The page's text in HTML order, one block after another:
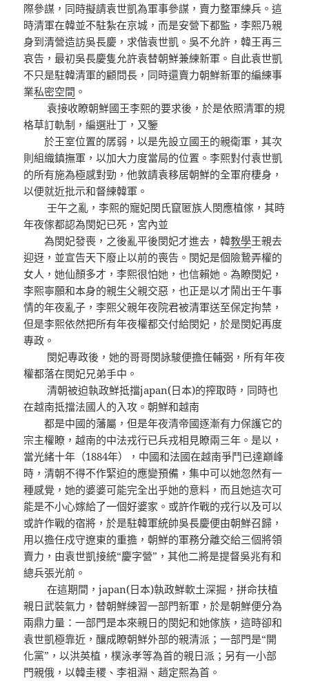
際參謀，同時擬請袁世凱為軍事參謀，賣力整軍練兵。這
時清軍在韓並不駐紮在京城，而是安營下都監，李熙乃親
身到清營造訪吳長慶，求偕袁世凱。吳不允許，韓王再三
哀告，最初吳長慶隻允許袁替朝鮮兼練新軍。自此袁世凱
不只是駐韓清軍的顧問長，同時還賣力朝鮮新軍的編練事
業私密空間 。
袁接收瞭朝鮮國王李熙的要求後，於是依照清軍的規
格草訂軌制，編選壯丁，又鑒
於王室位置的孱弱，以是先設立國王的親衛軍，其次
則組織鎮撫軍，以加大力度當局的位置。李熙對付袁世凱
的所有施為極感對勁，他敦請袁移居朝鮮的全軍府棲身，
以便就近批示和督練韓軍。
壬午之亂，李熙的寵妃閔氏竄匿族人閔應植傢，其時
年夜傢都認為閔妃已死，宮內並
為閔妃發喪，之後亂平後閔妃才進去，韓教學王親去
迎迓，並宣告天下廢止以前的喪告。閔妃是個險鷙弄權的
女人，她仙顏多才，李熙很怕她，也信賴她。為瞭閔妃，
李熙寧願和本身的親生父親交惡，也正是以才鬧出壬午事
情的年夜亂子，李熙父親年夜院君被清軍送至保定拘禁，
但是李熙依然把所有年夜權都交付給閔妃，於是閔妃再度
專政。
閔妃專政後，她的哥哥閔詠駿便擔任輔弼，所有年夜
權都落在閔妃兄弟手中。
清朝被迫執政鮮抵擋japan(日本)的搾取時，同時也
在越南抵擋法國人的入攻。朝鮮和越南
都是中國的藩屬，但是年夜清帝國逐漸有力保護它的
宗主權瞭，越南的中法戎行已兵戎相見瞭兩三年。是以，
當光緒十年（1884年），中國和法國在越南爭鬥已達巔峰
時，清朝不得不作緊迫的應變預備，集中可以她忽然有一
種感覺，她的婆婆可能完全出乎她的意料，而且她這次可
能是不小心嫁給了一個好婆家。或許作戰的戎行以及可以
或許作戰的宿將，於是駐韓軍統帥吳長慶便由朝鮮召歸，
用以擔任戍守遼東的重擔，朝鮮的軍務分離交給三個將領
賣力，由袁世凱接統“慶字營”，其他二將是提督吳兆有和
總兵張光前。
在這期間，japan(日本)執政鮮軟土深掘，拼命扶植
親日武裝氣力，替朝鮮練習一部門新軍，於是朝鮮便分為
兩鼎力量：一部門是本來親日的閔妃和她傢族，這時卻和
袁世凱極靠近，釀成瞭朝鮮外部的親清派；一部門是“開
化黨”，以洪英植，樸泳孝等為首的親日派；另有一小部
門親俄，以韓圭稷、李祖淵、趙定熙為首。